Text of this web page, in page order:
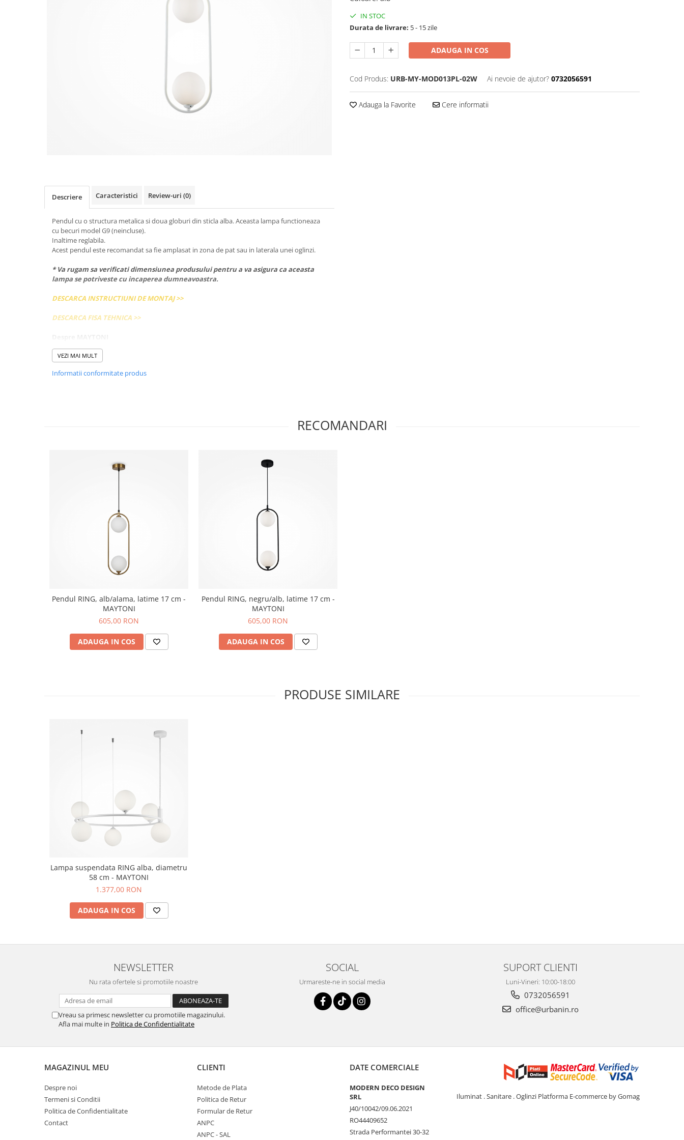
IN STOC
Durata de livrare: 5 - 15 zile
ADAUGA IN COS
Cod Produs: URB-MY-MOD013PL-02W Ai nevoie de ajutor? 0732056591
Adauga la Favorite Cere informatii
Descriere Caracteristici Review-uri (0)
Pendul cu o structura metalica si doua globuri din sticla alba. Aceasta lampa functioneaza
cu becuri model G9 (neincluse).
Inaltime reglabila.
Acest pendul este recomandat sa fie amplasat in zona de pat sau in laterala unei oglinzi.
* Va rugam sa verificati dimensiunea produsului pentru a va asigura ca aceasta
lampa se potriveste cu incaperea dumneavoastra.
DESCARCA INSTRUCTIUNI DE MONTAJ >>
DESCARCA FISA TEHNICA >>
Maytoni este o companie tanara, infiintata in anul 2009, in Hamburg, Germania. Produsele
companiei pot fi descrise ca o combinatie perfecta intre stil, design unic, proportii ideale si
VEZI MAI MULT
Informatii conformitate produs
RECOMANDARI
Pendul RING, alb/alama, latime 17 cm -
MAYTONI
605,00 RON
ADAUGA IN COS
Pendul RING, negru/alb, latime 17 cm -
MAYTONI
605,00 RON
ADAUGA IN COS
PRODUSE SIMILARE
Lampa suspendata RING alba, diametru
58 cm - MAYTONI
1.377,00 RON
ADAUGA IN COS
NEWSLETTER
Nu rata ofertele si promotiile noastre
Vreau sa primesc newsletter cu promotiile magazinului.
Afla mai multe in Politica de Confidentialitate
SOCIAL
Urmareste-ne in social media
SUPORT CLIENTI
Luni-Vineri: 10:00-18:00
0732056591
office@urbanin.ro
MAGAZINUL MEU
Despre noi
Termeni si Conditii
Politica de Confidentialitate
Contact
CLIENTI
Metode de Plata
Politica de Retur
Formular de Retur
ANPC
ANPC - SAL
DATE COMERCIALE
MODERN DECO DESIGN
SRL
J40/10042/09.06.2021
RO44409652
Strada Performantei 30-32
Iluminat . Sanitare . Oglinzi Platforma E-commerce by Gomag